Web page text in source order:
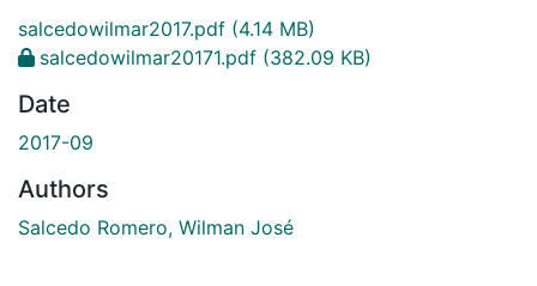
salcedowilmar2017.pdf (4.14 MB)
salcedowilmar20171.pdf (382.09 KB)
Date
2017-09
Authors
Salcedo Romero, Wilman José